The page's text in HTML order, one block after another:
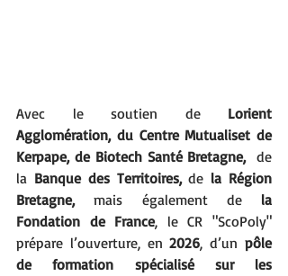
Avec le soutien de Lorient
Agglomération, du Centre Mutualiset de
Kerpape, de Biotech Santé Bretagne, de
la Banque des Territoires, de la Région
Bretagne, mais également de la
Fondation de France, le CR "ScoPoly"
prépare l’ouverture, en 2026, d’un pôle
de formation spécialisé sur les